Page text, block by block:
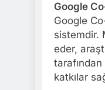
Google
Google
sistemdir.
eder,
katkılar